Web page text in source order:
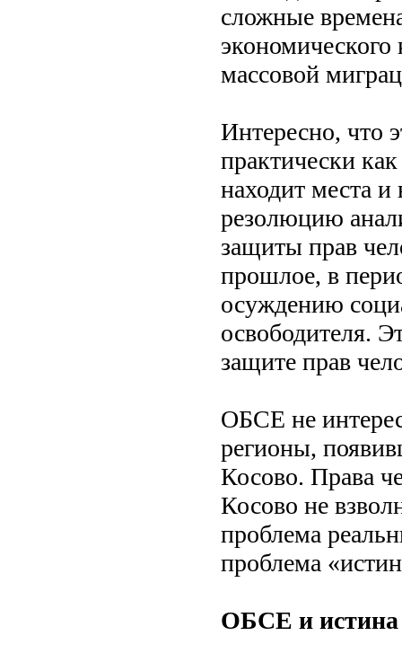
сложные
экономического
массовой
Интересно, что
практически
находит места
резолюцию
защиты прав
прошлое, в
осуждению
освободителя.
защите прав
ОБСЕ не
регионы,
Косово. Права
Косово не
проблема
проблема
ОБСЕ и истина